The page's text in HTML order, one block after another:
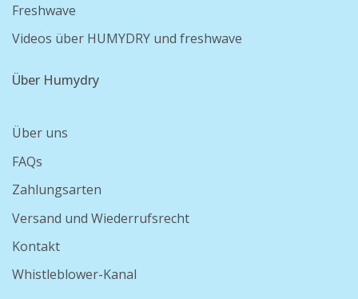
Freshwave
Videos über HUMYDRY und freshwave
Über Humydry
Über uns
FAQs
Zahlungsarten
Versand und Wiederrufsrecht
Kontakt
Whistleblower-Kanal